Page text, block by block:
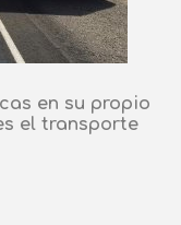
en su propio
el transporte